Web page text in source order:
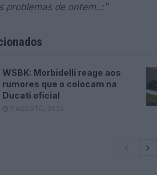
problemas de ontem..:”
WSBK: Morbidelli reage aos
rumores que o colocam na
Ducati oficial
7 AGOSTO, 2026